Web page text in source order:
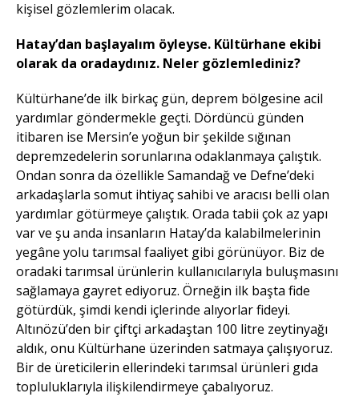
kişisel gözlemlerim olacak.
Hatay’dan başlayalım öyleyse. Kültürhane ekibi
olarak da oradaydınız. Neler gözlemlediniz?
Kültürhane’de ilk birkaç gün, deprem bölgesine acil
yardımlar göndermekle geçti. Dördüncü günden
itibaren ise Mersin’e yoğun bir şekilde sığınan
depremzedelerin sorunlarına odaklanmaya çalıştık.
Ondan sonra da özellikle Samandağ ve Defne’deki
arkadaşlarla somut ihtiyaç sahibi ve aracısı belli olan
yardımlar götürmeye çalıştık. Orada tabii çok az yapı
var ve şu anda insanların Hatay’da kalabilmelerinin
yegâne yolu tarımsal faaliyet gibi görünüyor. Biz de
oradaki tarımsal ürünlerin kullanıcılarıyla buluşmasını
sağlamaya gayret ediyoruz. Örneğin ilk başta fide
götürdük, şimdi kendi içlerinde alıyorlar fideyi.
Altınözü’den bir çiftçi arkadaştan 100 litre zeytinyağı
aldık, onu Kültürhane üzerinden satmaya çalışıyoruz.
Bir de üreticilerin ellerindeki tarımsal ürünleri gıda
topluluklarıyla ilişkilendirmeye çabalıyoruz.